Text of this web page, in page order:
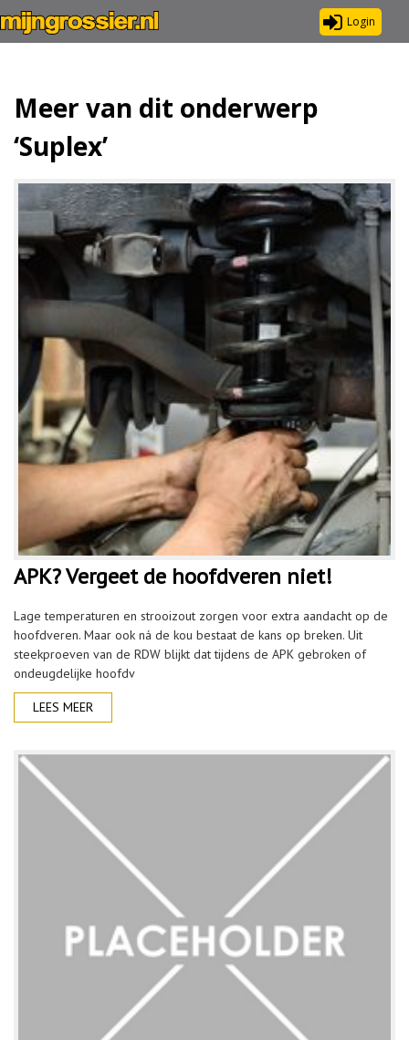
Login
Meer van dit onderwerp
‘Suplex’
APK? Vergeet de hoofdveren niet!
Lage temperaturen en strooizout zorgen voor extra aandacht op de
hoofdveren. Maar ook ná de kou bestaat de kans op breken. Uit
steekproeven van de RDW blijkt dat tijdens de APK gebroken of
ondeugdelijke hoofdv
LEES MEER